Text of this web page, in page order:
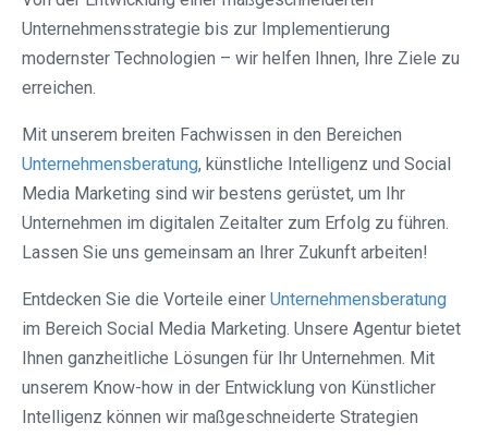
Unternehmensstrategie bis zur Implementierung
modernster Technologien – wir helfen Ihnen, Ihre Ziele zu
erreichen.
Mit unserem breiten Fachwissen in den Bereichen
Unternehmensberatung, künstliche Intelligenz und Social
Media Marketing sind wir bestens gerüstet, um Ihr
Unternehmen im digitalen Zeitalter zum Erfolg zu führen.
Lassen Sie uns gemeinsam an Ihrer Zukunft arbeiten!
Entdecken Sie die Vorteile einer Unternehmensberatung
im Bereich Social Media Marketing. Unsere Agentur bietet
Ihnen ganzheitliche Lösungen für Ihr Unternehmen. Mit
unserem Know-how in der Entwicklung von Künstlicher
Intelligenz können wir maßgeschneiderte Strategien